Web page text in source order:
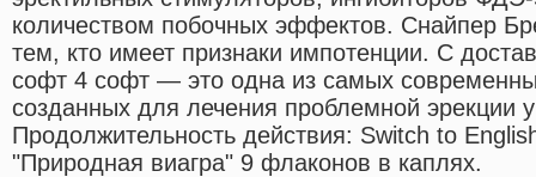
количеством побочных эффектов. Снайпер
тем, кто имеет признаки импотенции. С
софт 4 софт — это одна из самых
созданных для лечения проблемной эрекции
Продолжительность действия: Switch to
"Природная виагра" 9 флаконов в каплях.